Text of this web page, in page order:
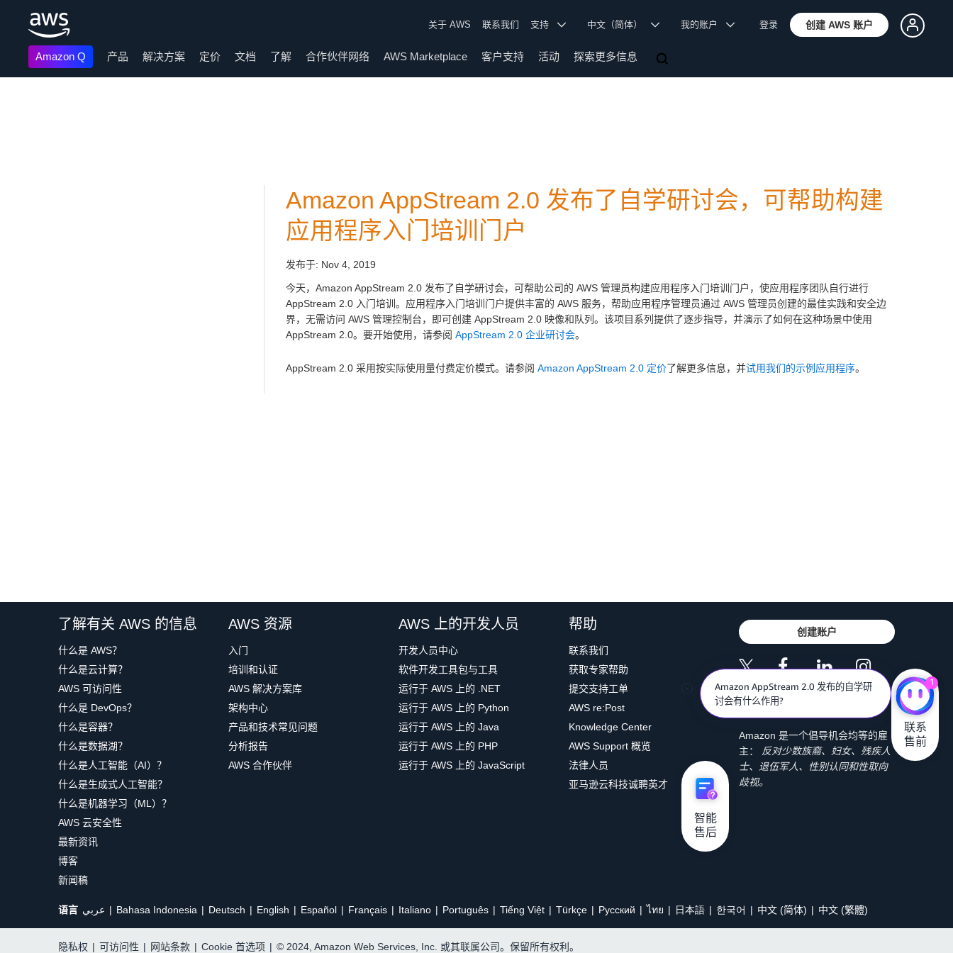
关于 AWS 联系我们 支持 中文（简体） 我的账户 登录 创建 AWS 账户
Amazon Q 产品 解决方案 定价 文档 了解 合作伙伴网络 AWS Marketplace 客户支持 活动 探索更多信息
Amazon AppStream 2.0 发布了自学研讨会，可帮助构建
应用程序入门培训门户
发布于: Nov 4, 2019
今天，Amazon AppStream 2.0 发布了自学研讨会，可帮助公司的 AWS 管理员构建应用程序入门培训门户，使应用程序团队自行进行
AppStream 2.0 入门培训。应用程序入门培训门户提供丰富的 AWS 服务，帮助应用程序管理员通过 AWS 管理员创建的最佳实践和安全边
界，无需访问 AWS 管理控制台，即可创建 AppStream 2.0 映像和队列。该项目系列提供了逐步指导，并演示了如何在这种场景中使用
AppStream 2.0。要开始使用，请参阅 AppStream 2.0 企业研讨会。
AppStream 2.0 采用按实际使用量付费定价模式。请参阅 Amazon AppStream 2.0 定价了解更多信息，并试用我们的示例应用程序。
了解有关 AWS 的信息
什么是 AWS？
什么是云计算？
AWS 可访问性
什么是 DevOps？
什么是容器？
什么是数据湖？
什么是人工智能（AI）？
什么是生成式人工智能？
什么是机器学习（ML）？
AWS 云安全性
最新资讯
博客
新闻稿
AWS 资源
入门
培训和认证
AWS 解决方案库
架构中心
产品和技术常见问题
分析报告
AWS 合作伙伴
AWS 上的开发人员
开发人员中心
软件开发工具包与工具
运行于 AWS 上的 .NET
运行于 AWS 上的 Python
运行于 AWS 上的 Java
运行于 AWS 上的 PHP
运行于 AWS 上的 JavaScript
帮助
联系我们
获取专家帮助
提交支持工单
AWS re:Post
Knowledge Center
AWS Support 概览
法律人员
亚马逊云科技诚聘英才
创建账户
Amazon 是一个倡导机会均等的雇
主：
反对少数族裔、妇女、残疾人
士、退伍军人、性别认同和性取向
歧视。
语言 عربي Bahasa Indonesia Deutsch English Español Français Italiano Português Tiếng Việt Türkçe Ρусский ไทย 日本語 한국어 中文 (简体) 中文 (繁體)
隐私权 | 可访问性 | 网站条款 | Cookie 首选项 | © 2024, Amazon Web Services, Inc. 或其联属公司。保留所有权利。
Amazon AppStream 2.0 发布的自学研
讨会有什么作用?
1
联系
售前
智能
售后